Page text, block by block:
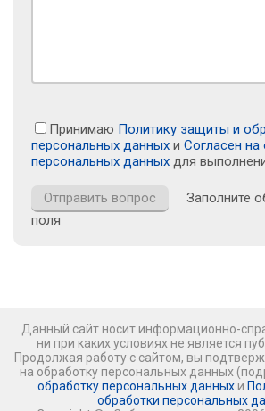
Принимаю Политику защиты и
персональных данных и Согласен на
персональных данных для
Заполните
поля
Данный сайт носит информационно-
ни при каких условиях не является
Продолжая работу с сайтом, вы
на обработку персональных данных
обработку персональных данных и
обработки персональных